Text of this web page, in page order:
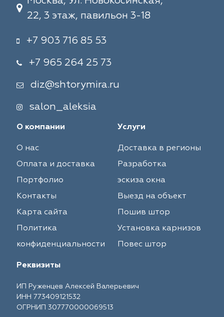
22, 3 этаж, павильон 3-18
+7 903 716 85 53
+7 965 264 25 73
diz@shtorymira.ru
salon_aleksia
О компании
О нас
Оплата и доставка
Портфолио
Контакты
Карта сайта
Политика
конфиденциальности
Услуги
Доставка в регионы
Разработка
эскиза окна
Выезд на объект
Пошив штор
Установка карнизов
Повес штор
Реквизиты
ИП Руженцев Алексей Валерьевич
ИНН 773409121532
ОГРНИП 307770000069513